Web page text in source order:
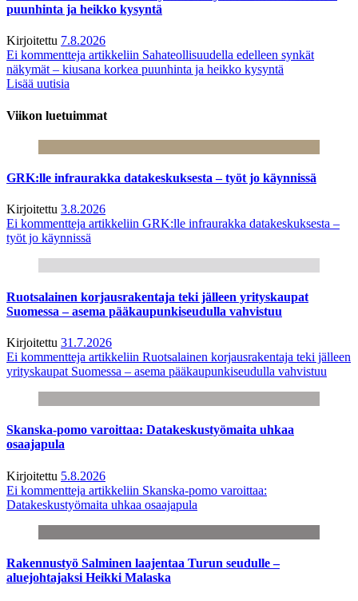
puunhinta ja heikko kysyntä
Kirjoitettu 7.8.2026
Ei kommentteja artikkeliin Sahateollisuudella edelleen synkät
näkymät – kiusana korkea puunhinta ja heikko kysyntä
Lisää uutisia
Viikon luetuimmat
GRK:lle infraurakka datakeskuksesta – työt jo käynnissä
Kirjoitettu 3.8.2026
Ei kommentteja artikkeliin GRK:lle infraurakka datakeskuksesta –
työt jo käynnissä
Ruotsalainen korjausrakentaja teki jälleen yrityskaupat
Suomessa – asema pääkaupunkiseudulla vahvistuu
Kirjoitettu 31.7.2026
Ei kommentteja artikkeliin Ruotsalainen korjausrakentaja teki jälleen
yrityskaupat Suomessa – asema pääkaupunkiseudulla vahvistuu
Skanska-pomo varoittaa: Datakeskustyömaita uhkaa
osaajapula
Kirjoitettu 5.8.2026
Ei kommentteja artikkeliin Skanska-pomo varoittaa:
Datakeskustyömaita uhkaa osaajapula
Rakennustyö Salminen laajentaa Turun seudulle –
aluejohtajaksi Heikki Malaska